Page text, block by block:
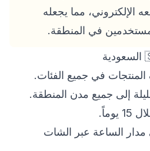
الإلكتروني، مما يجعله
في المنطقة.
في جميع الفئات.
إلى جميع مدن المنطقة.
الساعة عبر الشات